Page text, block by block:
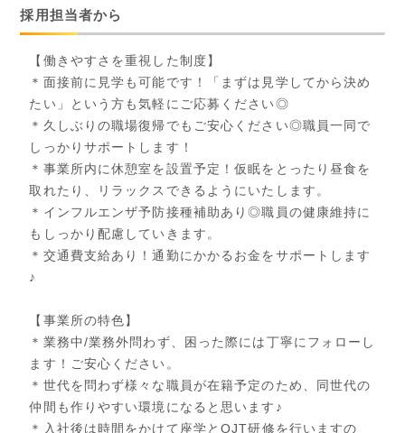
採用担当者から
【働きやすさを重視した制度】
＊面接前に見学も可能です！「まずは見学してから決め
たい」という方も気軽にご応募ください◎
＊久しぶりの職場復帰でもご安心ください◎職員一同で
しっかりサポートします！
＊事業所内に休憩室を設置予定！仮眠をとったり昼食を
取れたり、リラックスできるようにいたします。
＊インフルエンザ予防接種補助あり◎職員の健康維持に
もしっかり配慮していきます。
＊交通費支給あり！通勤にかかるお金をサポートします
♪
【事業所の特色】
＊業務中/業務外問わず、困った際には丁寧にフォローし
ます！ご安心ください。
＊世代を問わず様々な職員が在籍予定のため、同世代の
仲間も作りやすい環境になると思います♪
＊入社後は時間をかけて座学とOJT研修を行いますの